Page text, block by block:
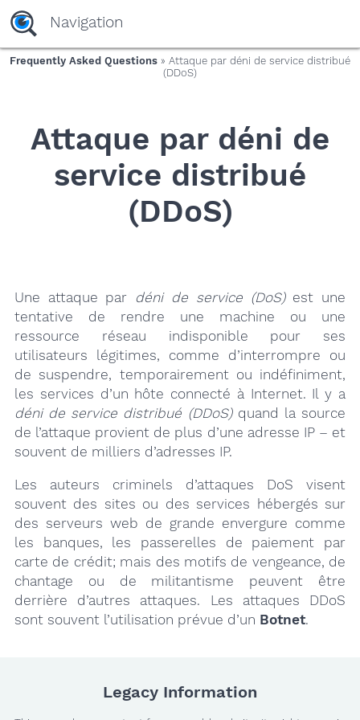
yaaaeag20
Navigation
Frequently Asked Questions » Attaque par déni de service distribué
(DDoS)
Attaque par déni de
service distribué
(DDoS)
Une attaque par déni de service (DoS)est une
tentative de rendre une machine ou une
ressource réseau indisponible pour ses
utilisateurs légitimes, comme d’interrompre ou
de suspendre, temporairement ou indéfiniment,
les services d’un hôte connecté à Internet. Il y a
déni de service distribué (DDoS)quand la source
de l’attaque provient de plus d’une adresse IP – et
souvent de milliers d’adresses IP.
Les auteurs criminels d’attaques DoS visent
souvent des sites ou des services hébergés sur
des serveurs web de grande envergure comme
les banques, les passerelles de paiement par
carte de crédit; mais des motifs de vengeance, de
chantage ou de militantisme peuvent être
derrière d’autres attaques. Les attaques DDoS
sont souvent l’utilisation prévue d’un Botnet.
Legacy Information